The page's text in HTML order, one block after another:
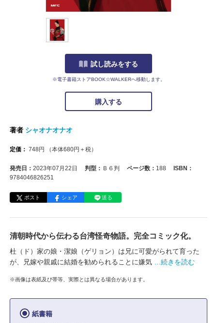
試し読みをする
※電子書籍ストアBOOK☆WALKERへ移動します。
購入する
著者 シャオナオナオ
定価： 748円 （本体680円＋税）
発売日： 2023年07月22日 判型： Ｂ６判 ページ数： 188
ISBN：
9784046826251
ポスト シェア 送る
清朝時代から伝わる台湾怪奇物語。完全コミック化。
杜（ド）家の娘・潔娘（ゲリョン）は兄に可愛がられて育った
が、兄嫁や親戚に結婚を勧められることに嫌気
…続きを読む
※画像は表紙及び帯等、実際とは異なる場合があります。
紙書籍